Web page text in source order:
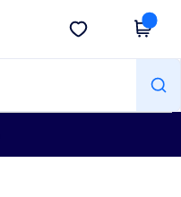
Descargar app